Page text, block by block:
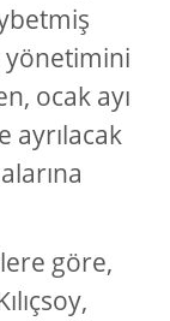
yönetimini
ocak ayı
ayrılacak
göre,